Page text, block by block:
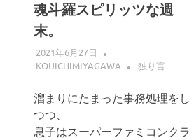
魂斗羅スピリッツな週
末。
2021年6月27日
KOUICHIMIYAGAWA
独り言
溜まりにたまった事務処理をし
つつ、
息子はスーパーファミコンクラ